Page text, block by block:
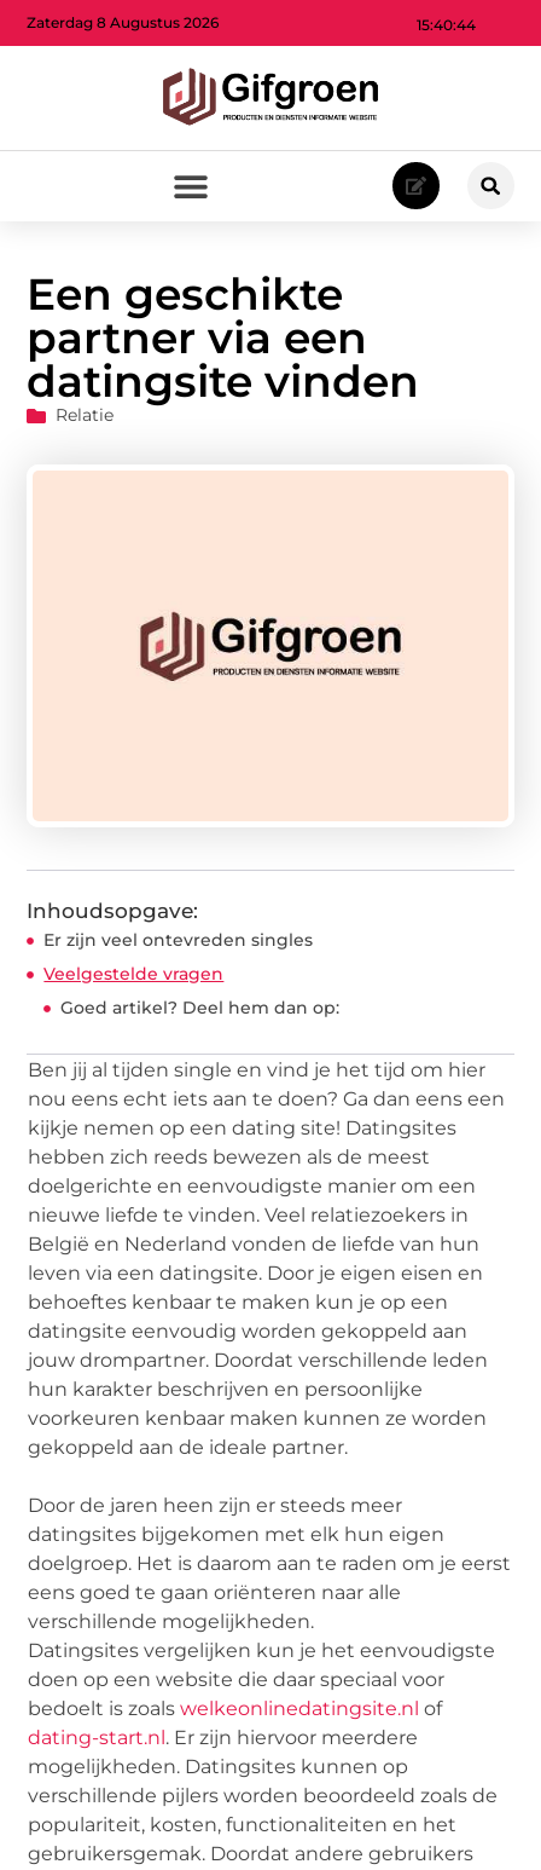
15:40:45
Zaterdag 8 Augustus 2026
Een geschikte
partner via een
datingsite vinden
Relatie
Inhoudsopgave:
Er zijn veel ontevreden singles
Veelgestelde vragen
Goed artikel? Deel hem dan op:
Ben jij al tijden single en vind je het tijd om hier
nou eens echt iets aan te doen? Ga dan eens een
kijkje nemen op een dating site! Datingsites
hebben zich reeds bewezen als de meest
doelgerichte en eenvoudigste manier om een
nieuwe liefde te vinden. Veel relatiezoekers in
België en Nederland vonden de liefde van hun
leven via een datingsite. Door je eigen eisen en
behoeftes kenbaar te maken kun je op een
datingsite eenvoudig worden gekoppeld aan
jouw drompartner. Doordat verschillende leden
hun karakter beschrijven en persoonlijke
voorkeuren kenbaar maken kunnen ze worden
gekoppeld aan de ideale partner.
Door de jaren heen zijn er steeds meer
datingsites bijgekomen met elk hun eigen
doelgroep. Het is daarom aan te raden om je eerst
eens goed te gaan oriënteren naar alle
verschillende mogelijkheden.
Datingsites vergelijken kun je het eenvoudigste
doen op een website die daar speciaal voor
bedoelt is zoalswelkeonlinedatingsite.nl of
dating-start.nl . Er zijn hiervoor meerdere
mogelijkheden. Datingsites kunnen op
verschillende pijlers worden beoordeeld zoals de
populariteit, kosten, functionaliteiten en het
gebruikersgemak. Doordat andere gebruikers